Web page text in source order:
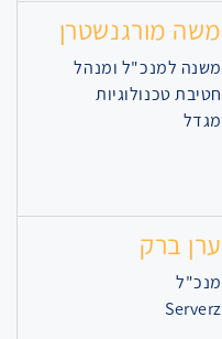
משה מורגנשטרן
משנה למנכ"ל ומנהל
חטיבת טכנולוגיות
מגדל
ערן ברק
מנכ"ל
Serverz